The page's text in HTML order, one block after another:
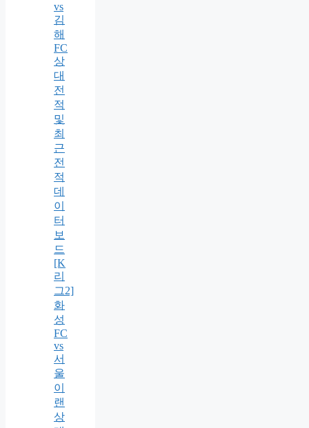
vs
김
해
FC
상
대
전
적
및
최
근
전
적
데
이
터
보
드
[K
리
그2]
화
성
FC
vs
서
울
이
랜
상